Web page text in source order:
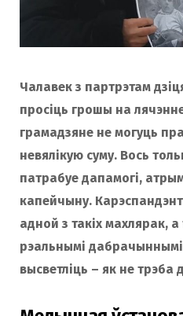
Чалавек з партрэтам
просіць грошы на
грамадзяне не могуць
невялікую суму. Вось
патрабуе дапамогі,
капейчыну.
адной з такіх махлярак, а
рэальнымі дабрачыннымі
высветліць – як не